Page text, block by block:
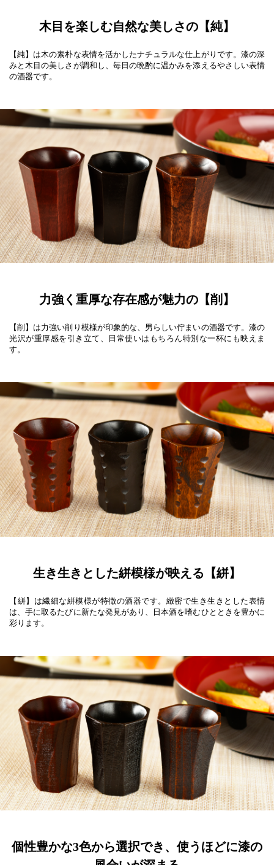
木目を楽しむ自然な美しさの【純】
【純】は木の素朴な表情を活かしたナチュラルな仕上がりです。漆の深
みと木目の美しさが調和し、毎日の晩酌に温かみを添えるやさしい表情
の酒器です。
力強く重厚な存在感が魅力の【削】
【削】は力強い削り模様が印象的な、男らしい佇まいの酒器です。漆の
光沢が重厚感を引き立て、日常使いはもちろん特別な一杯にも映えま
す。
生き生きとした絣模様が映える【絣】
【絣】は繊細な絣模様が特徴の酒器です。緻密で生き生きとした表情
は、手に取るたびに新たな発見があり、日本酒を嗜むひとときを豊かに
彩ります。
個性豊かな3色から選択でき、使うほどに漆の